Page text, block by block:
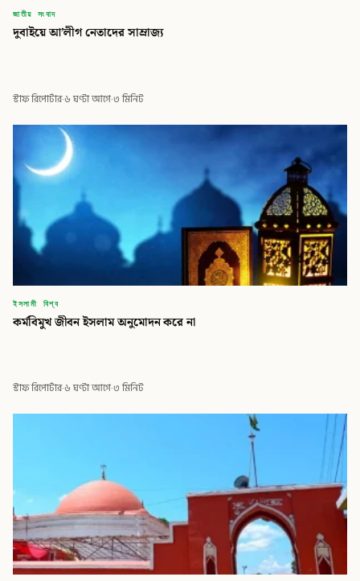
জাতীয় সংবাদ
দুবাইয়ে আ’লীগ নেতাদের সাম্রাজ্য
স্টাফ রিপোর্টার·৬ ঘণ্টা আগে·৩ মিনিট
ইসলামী বিশ্ব
কর্মবিমুখ জীবন ইসলাম অনুমোদন করে না
স্টাফ রিপোর্টার·৬ ঘণ্টা আগে·৩ মিনিট